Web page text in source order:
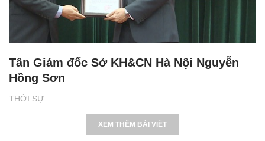
THỜI SỰ
Tân Giám đốc Sở KH&CN Hà Nội Nguyễn
Hồng Sơn
XEM THÊM BÀI VIẾT